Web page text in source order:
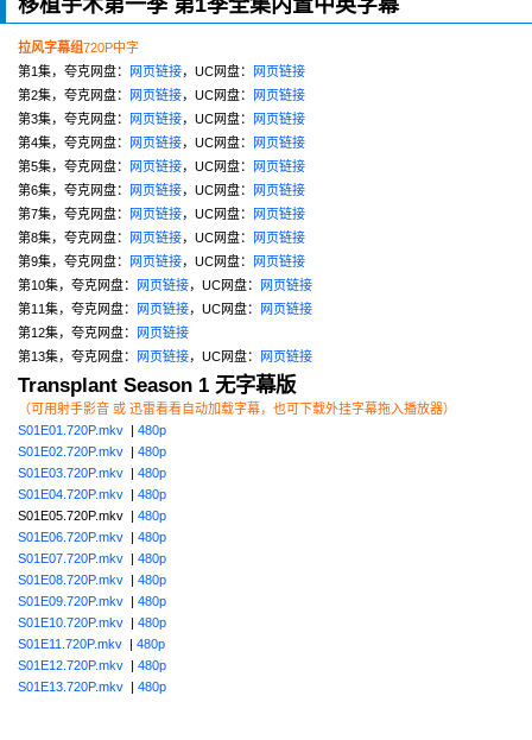
移植手术第一季 第1季全集内置中英字幕
拉风字幕组720P中字
第1集，夸克网盘： 网页链接，UC网盘： 网页链接
第2集，夸克网盘： 网页链接，UC网盘： 网页链接
第3集，夸克网盘： 网页链接，UC网盘： 网页链接
第4集，夸克网盘： 网页链接，UC网盘： 网页链接
第5集，夸克网盘： 网页链接，UC网盘： 网页链接
第6集，夸克网盘： 网页链接，UC网盘： 网页链接
第7集，夸克网盘： 网页链接，UC网盘： 网页链接
第8集，夸克网盘： 网页链接，UC网盘： 网页链接
第9集，夸克网盘： 网页链接，UC网盘： 网页链接
第10集，夸克网盘： 网页链接，UC网盘： 网页链接
第11集，夸克网盘： 网页链接，UC网盘： 网页链接
第12集，夸克网盘： 网页链接
第13集，夸克网盘： 网页链接，UC网盘： 网页链接
Transplant Season 1 无字幕版
（可用射手影音 或 迅雷看看自动加载字幕，也可下载外挂字幕拖入播放器）
S01E01.720P.mkv | 480p
S01E02.720P.mkv | 480p
S01E03.720P.mkv | 480p
S01E04.720P.mkv | 480p
S01E05.720P.mkv | 480p
S01E06.720P.mkv | 480p
S01E07.720P.mkv | 480p
S01E08.720P.mkv | 480p
S01E09.720P.mkv | 480p
S01E10.720P.mkv | 480p
S01E11.720P.mkv | 480p
S01E12.720P.mkv | 480p
S01E13.720P.mkv | 480p